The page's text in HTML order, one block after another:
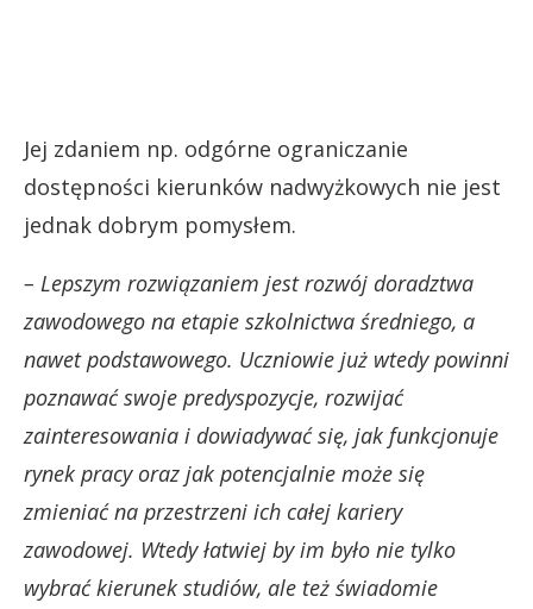
Jej zdaniem np. odgórne ograniczanie
dostępności kierunków nadwyżkowych nie jest
jednak dobrym pomysłem.
– Lepszym rozwiązaniem jest rozwój doradztwa
zawodowego na etapie szkolnictwa średniego, a
nawet podstawowego. Uczniowie już wtedy powinni
poznawać swoje predyspozycje, rozwijać
zainteresowania i dowiadywać się, jak funkcjonuje
rynek pracy oraz jak potencjalnie może się
zmieniać na przestrzeni ich całej kariery
zawodowej. Wtedy łatwiej by im było nie tylko
wybrać kierunek studiów, ale też świadomie